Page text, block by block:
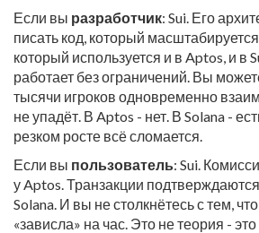
Если вы разработчик: Sui. Его
писать код, который
который используется и в Aptos, и в
работает без ограничений. Вы
тысячи игроков одновременно
не упадёт. В Aptos - нет. В Solana -
резком росте всё сломается.
Если вы пользователь: Sui.
у Aptos. Транзакции
Solana. И вы не столкнётесь с тем,
«зависла» на час. Это не теория -